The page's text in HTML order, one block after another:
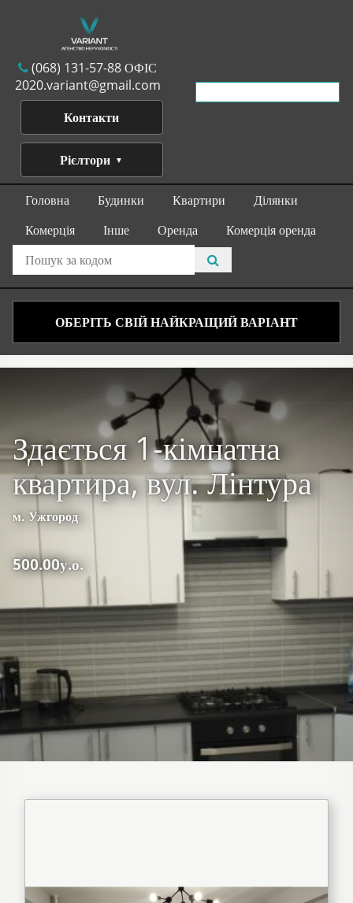
(068) 131-57-88 ОФІС
2020.variant@gmail.com
Контакти
Рієлтори
Головна Будинки Квартири
Ділянки
Комерція
Інше Оренда Комерція оренда
ОБЕРІТЬ СВІЙ НАЙКРАЩИЙ ВАРІАНТ
Здається 1-кімнатна
квартира, вул. Лінтура
м. Ужгород
500.00у.о.